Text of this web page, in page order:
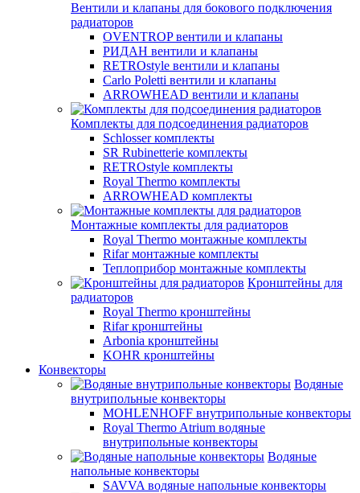
Вентили и клапаны для бокового подключения
радиаторов
OVENTROP вентили и клапаны
РИДАН вентили и клапаны
RETROstyle вентили и клапаны
Carlo Poletti вентили и клапаны
ARROWHEAD вентили и клапаны
Комплекты для подсоединения радиаторов
Schlosser комплекты
SR Rubinetterie комплекты
RETROstyle комплекты
Royal Thermo комплекты
ARROWHEAD комплекты
Монтажные комплекты для радиаторов
Royal Thermo монтажные комплекты
Rifar монтажные комплекты
Теплоприбор монтажные комплекты
Кронштейны для
радиаторов
Royal Thermo кронштейны
Rifar кронштейны
Arbonia кронштейны
KOHR кронштейны
Конвекторы
Водяные
внутрипольные конвекторы
MOHLENHOFF внутрипольные конвекторы
Royal Thermo Atrium водяные
внутрипольные конвекторы
Водяные
напольные конвекторы
SAVVA водяные напольные конвекторы